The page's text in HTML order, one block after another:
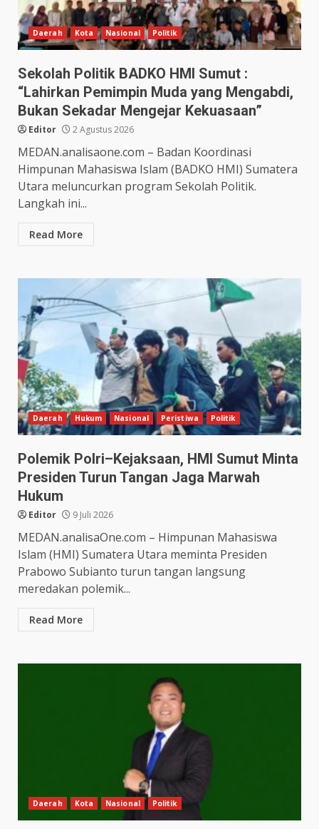
Daerah Kota Nasional Politik
Sekolah Politik BADKO HMI Sumut :
“Lahirkan Pemimpin Muda yang Mengabdi,
Bukan Sekadar Mengejar Kekuasaan”
Editor 2 Agustus 2026
MEDAN.analisaone.com – Badan Koordinasi
Himpunan Mahasiswa Islam (BADKO HMI) Sumatera
Utara meluncurkan program Sekolah Politik.
Langkah ini...
Read More
Daerah Hukum Nasional Peristiwa Politik
Polemik Polri–Kejaksaan, HMI Sumut Minta
Presiden Turun Tangan Jaga Marwah
Hukum
Editor 9 Juli 2026
MEDAN.analisaOne.com – Himpunan Mahasiswa
Islam (HMI) Sumatera Utara meminta Presiden
Prabowo Subianto turun tangan langsung
meredakan polemik...
Read More
Daerah Kota Nasional Politik